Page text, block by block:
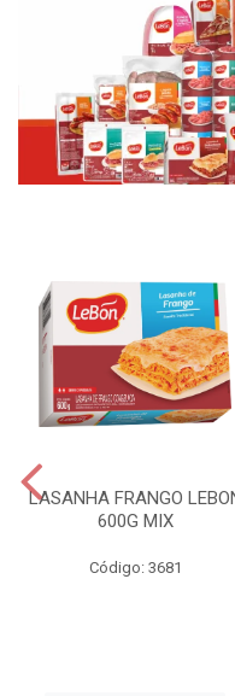
LASANHA FRANGO
600G MIX
Código: 3681